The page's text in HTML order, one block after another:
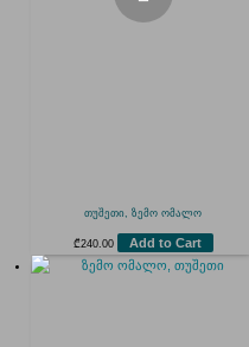
თუშეთი, ზემო ომალო
₾240.00 Add to Cart